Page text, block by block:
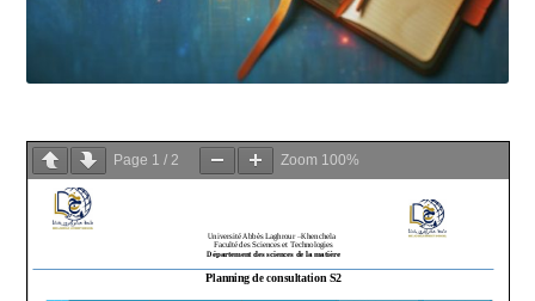
Page 1 / 2 Zoom 100%